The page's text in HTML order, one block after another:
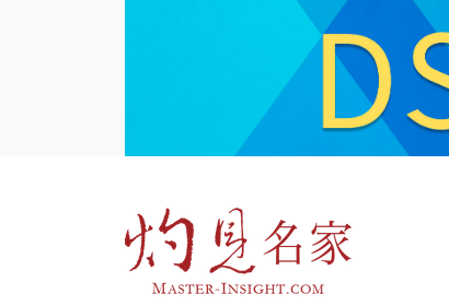
文化 財經